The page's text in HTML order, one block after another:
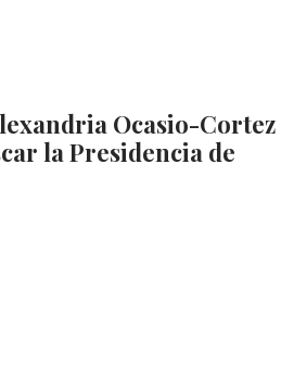
Ocasio-Cortez
la Presidencia de